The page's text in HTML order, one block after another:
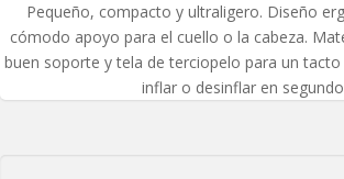
Pequeño, compacto y ultraligero. Diseño
cómodo apoyo para el cuello o la cabeza.
buen soporte y tela de terciopelo para un tacto
inflar o desinflar en